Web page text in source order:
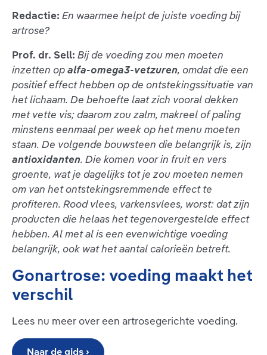
Redactie: En waarmee helpt de juiste voeding bij
artrose?
Prof. dr. Sell: Bij de voeding zou men moeten
inzetten opalfa-omega3-vetzuren, omdat die een
positief effect hebben op de ontstekingssituatie van
het lichaam. De behoefte laat zich vooral dekken
met vette vis; daarom zou zalm, makreel of paling
minstens eenmaal per week op het menu moeten
staan. De volgende bouwsteen die belangrijk is, zijn
antioxidanten. Die komen voor in fruit en vers
groente, wat je dagelijks tot je zou moeten nemen
om van het ontstekingsremmende effect te
profiteren. Rood vlees, varkensvlees, worst: dat zijn
producten die helaas het tegenovergestelde effect
hebben. Al met al is een evenwichtige voeding
belangrijk, ook wat het aantal calorieën betreft.
Gonartrose: voeding maakt het
verschil
Lees nu meer over een artrosegerichte voeding.
Naar de gids ›